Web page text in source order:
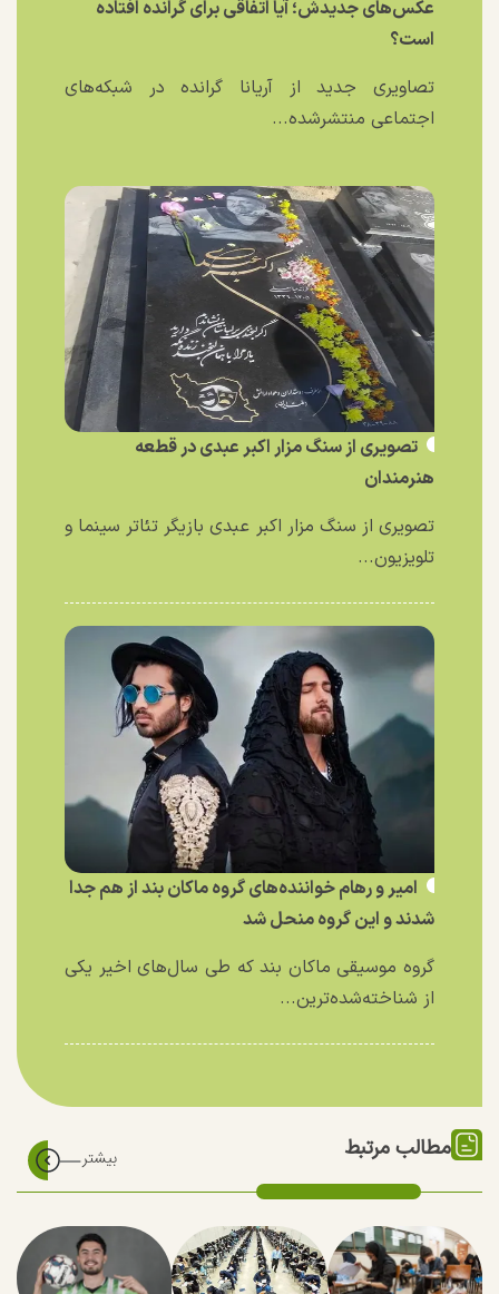
عکس‌های جدیدش؛ آیا اتفاقی برای گرانده افتاده
است؟
تصاویری جدید از آریانا گرانده در شبکه‌های
اجتماعی منتشرشده...
تصویری از سنگ مزار اکبر عبدی در قطعه
هنرمندان
تصویری از سنگ مزار اکبر عبدی بازیگر تئاتر سینما و
تلویزیون...
امیر و رهام خواننده‌های گروه ماکان بند از هم جدا
شدند و این گروه منحل شد
گروه موسیقی ماکان بند که طی سال‌های اخیر یکی
از شناخته‌شده‌ترین...
مطالب مرتبط